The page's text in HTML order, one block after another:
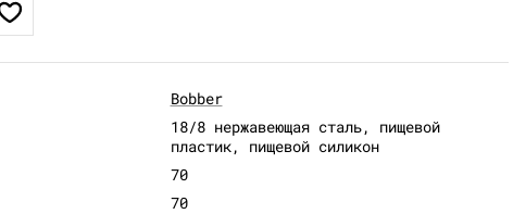
Bobber
18/8 нержавеющая сталь, пищевой
пластик, пищевой силикон
70
70